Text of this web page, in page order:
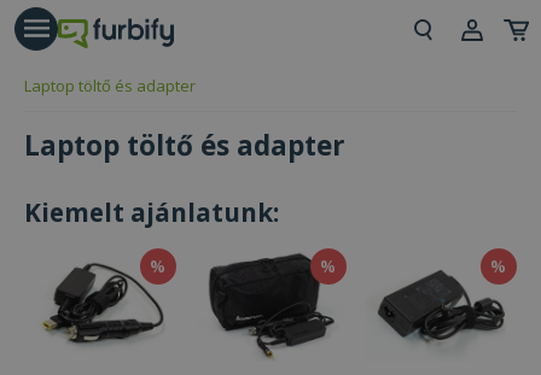
Laptop töltő és adapter
Laptop töltő és adapter
Kiemelt ajánlatunk:
% % %
gomb